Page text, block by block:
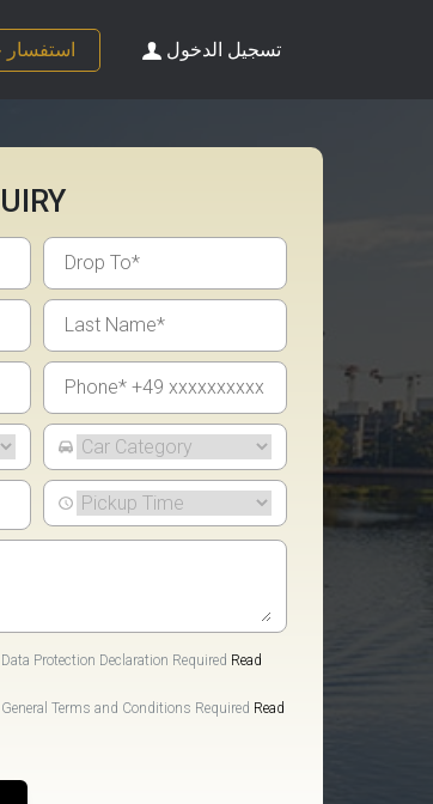
استفسار تسجيل الدخول
Protection Declaration Required Read
Terms and Conditions Required Read